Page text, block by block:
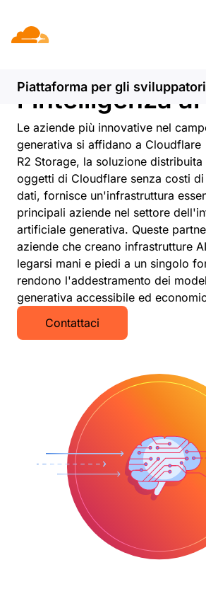
Piattaforma per gli sviluppatori
PARTNER
l'intelligenza
Le aziende più innovative nel
generativa si affidano a Cloudflare
R2 Storage, la soluzione
oggetti di Cloudflare senza costi
dati, fornisce un'infrastruttura
principali aziende nel settore
artificiale generativa. Queste
aziende che creano infrastrutture
legarsi mani e piedi a un singolo
rendono l'addestramento dei
generativa accessibile ed
Contattaci